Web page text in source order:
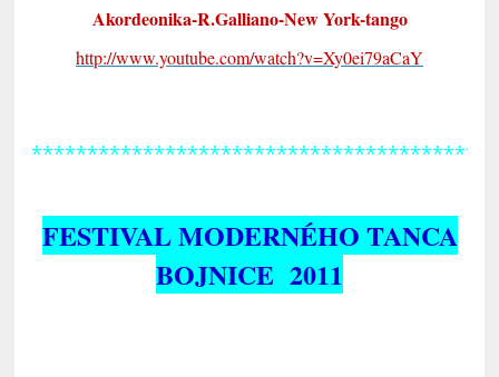
Akordeonika-R.Galliano-New York-tango
http://www.youtube.com/watch?v=Xy0ei79aCaY
******************************************
FESTIVAL MODERNÉHO TANCA
BOJNICE 2011